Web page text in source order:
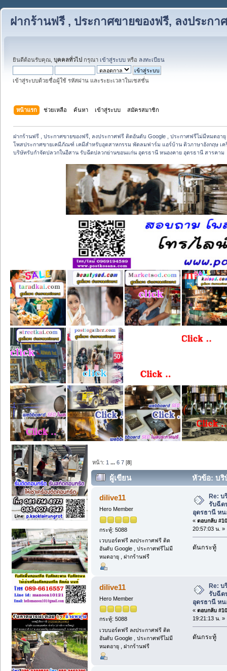
ฝากร้านฟรี , ประกาศขายของฟรี, ลงประก
ยินดีต้อนรับคุณ, บุคคลทั่วไป กรุณา เข้าสู่ระบบ หรือ ลงทะเบียน
เข้าสู่ระบบด้วยชื่อผู้ใช้ รหัสผ่าน และระยะเวลาในเซสชั่น
หน้าแรก ช่วยเหลือ ค้นหา เข้าสู่ระบบ สมัครสมาชิก
ฝากร้านฟรี , ประกาศขายของฟรี, ลงประกาศฟรี ติดอันดับ Google , ประกาศฟรีไม่มีหมดอายุ
โพสประกาศขายเคมีภัณฑ์ เคมีสำหรับอุตสาหกรรม พัดลมฟาร์ม แอร์บ้าน ติวภาษาอังกฤษ เ
บริษัทรับกำจัดปลวกในอีสาน รับฉีดปลวกย่านขอนแก่น อุดรธานี หนองคาย อุดรธานี สารคาม
หน้า: 1 ...6 7 [8]
ผู้เขียน
หัวข้อ: บริ
อุดรธานี หนองคาย อุดรธานี สารคาม (
dilive11
Hero Member
กระทู้: 5088
เวบบอร์ดฟรี ลงประกาศฟรี ติด
อันดับ Google , ประกาศฟรีไม่มี
หมดอายุ , ฝากร้านฟรี
Re:
รับฉีด
อุดรธานี หน
« ตอบกลับ
20:57:03 น. »
ดันกระทู้
dilive11
Hero Member
กระทู้: 5088
เวบบอร์ดฟรี ลงประกาศฟรี ติด
อันดับ Google , ประกาศฟรีไม่มี
หมดอายุ , ฝากร้านฟรี
Re:
รับฉีด
อุดรธานี หน
« ตอบกลับ
19:21:13 น. »
ดันกระทู้